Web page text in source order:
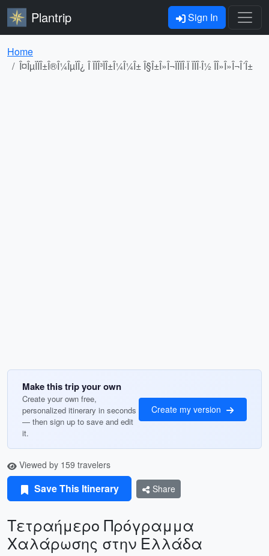
Plantrip Sign In
Home
Î¤ÎµÏÏÎ±Î®Î¼ÎµÏÎ¿ Î ÏÏÎ³ÏÎ±Î¼Î¼Î± Î§Î±Î»Î¬ÏÏÏÎ·Ï ÏÏÎ·Î½ ÎÎ»Î»Î¬Î´Î±
Make this trip your own
Create your own free,
personalized itinerary in seconds
— then sign up to save and edit
it.
Create my version
Viewed by 159 travelers
Save This Itinerary Share
Τετραήμερο Πρόγραμμα
Χαλάρωσης στην Ελλάδα